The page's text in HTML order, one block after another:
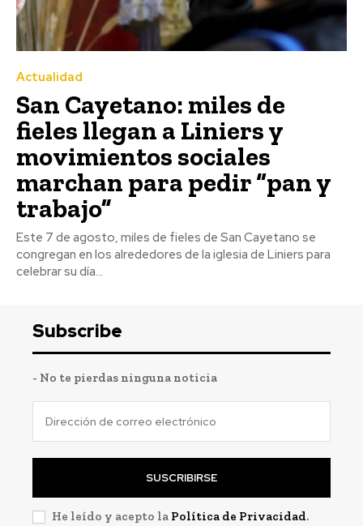
Actualidad
San Cayetano: miles de
fieles llegan a Liniers y
movimientos sociales
marchan para pedir “pan y
trabajo”
Este 7 de agosto, miles de fieles de San Cayetano se
congregan en los alrededores de la iglesia de Liniers para
celebrar su día...
Subscribe
- No te pierdas ninguna noticia
SUSCRIBIRSE
He leído y acepto la Política de Privacidad.